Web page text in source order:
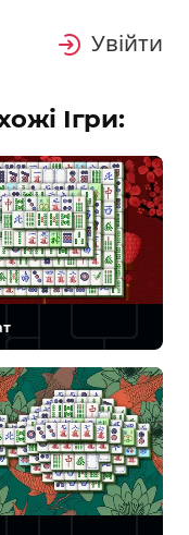
Увійти
Ігри: